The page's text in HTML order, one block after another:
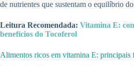
de nutrientes que sustentam o equilíbrio
Leitura Recomendada: Vitamina E:
benefícios do Tocoferol
Alimentos ricos em vitamina E: principais